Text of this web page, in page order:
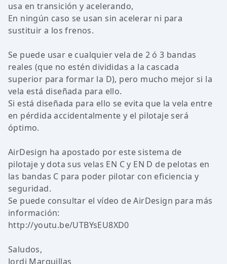
usa en transición y acelerando,
En ningún caso se usan sin acelerar ni para
sustituir a los frenos.
Se puede usar e cualquier vela de 2 ó 3 bandas
reales (que no estén divididas a la cascada
superior para formar la D), pero mucho mejor si la
vela está diseñada para ello.
Si está diseñada para ello se evita que la vela entre
en pérdida accidentalmente y el pilotaje será
óptimo.
AirDesign ha apostado por este sistema de
pilotaje y dota sus velas EN C y EN D de pelotas en
las bandas C para poder pilotar con eficiencia y
seguridad.
Se puede consultar el vídeo de AirDesign para más
información:
http://youtu.be/UTBYsEU8XD0
Saludos,
Jordi Marquillas